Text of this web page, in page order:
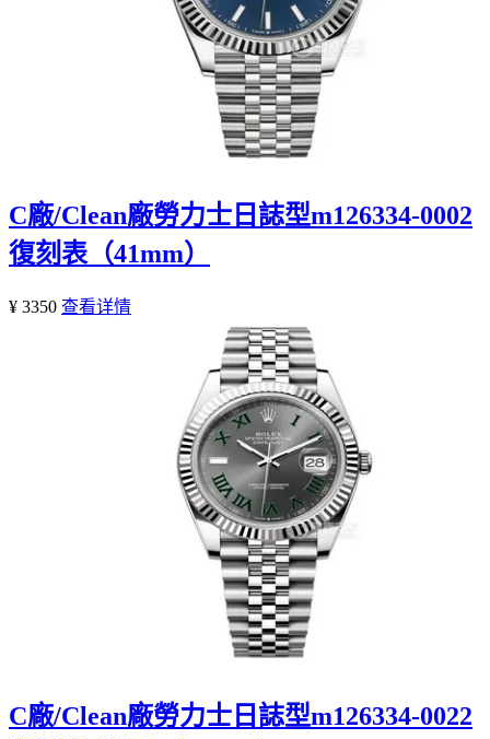
C廠/Clean廠勞力士日誌型m126334-0002
復刻表（41mm）
¥ 3350 查看详情
C廠/Clean廠勞力士日誌型m126334-0022